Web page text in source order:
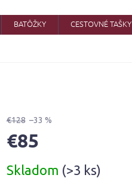
BATÔŽKY CESTOVNÉ TAŠKY
€128 –33 %
€85
cena:
Skladom (>3 ks)